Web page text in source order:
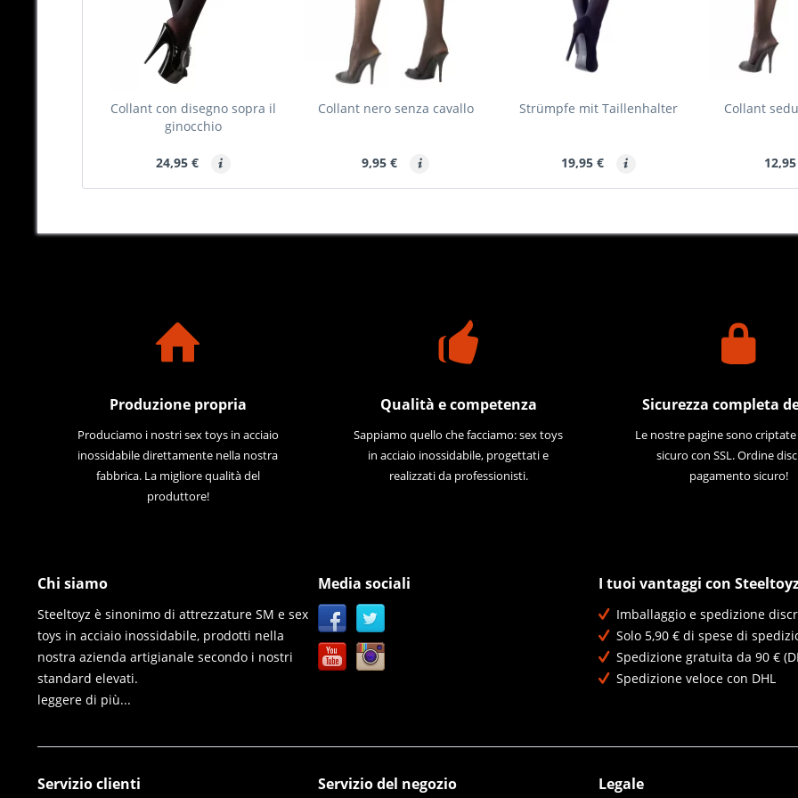
Collant con disegno sopra il
ginocchio
24,95 €
Collant nero senza cavallo
9,95 €
Strümpfe mit Taillenhalter
19,95 €
Collant
Produzione propria
Produciamo i nostri sex toys in acciaio
inossidabile direttamente nella nostra
fabbrica. La migliore qualità del
produttore!
Qualità e competenza
Sappiamo quello che facciamo: sex toys
in acciaio inossidabile, progettati e
realizzati da professionisti.
Sicurezza completa
Le nostre pagine sono
sicuro con SSL. Ordine
pagamento sicuro!
Chi siamo
Steeltoyz è sinonimo di attrezzature SM e sex
toys in acciaio inossidabile, prodotti nella
nostra azienda artigianale secondo i nostri
standard elevati.
leggere di più...
Media sociali I tuoi vantaggi con
Imballaggio e spedizione
Solo 5,90 € di spese di
Spedizione gratuita da 90 €
Spedizione veloce con DHL
Servizio clienti Servizio del negozio Legale